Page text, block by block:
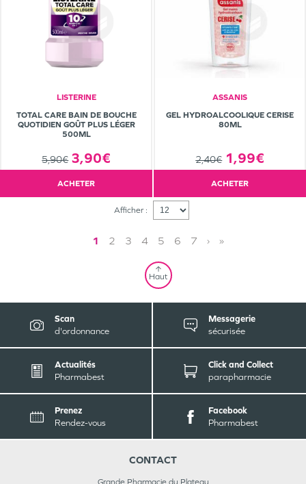
LISTERINE
TOTAL CARE BAIN DE BOUCHE
QUOTIDIEN GOÛT PLUS LÉGER
500ML
5,90€ 3,90€
ACHETER
ASSANIS
GEL HYDROALCOOLIQUE CERISE
80ML
2,40€ 1,99€
ACHETER
Afficher :
1 2 3 4 5 6 7 › »
Haut
Scan
d'ordonnance
Messagerie
sécurisée
Actualités
Pharmabest
Click and Collect
parapharmacie
Prenez
Rendez-vous
Facebook
Pharmabest
CONTACT
Grande Pharmacie du Plateau